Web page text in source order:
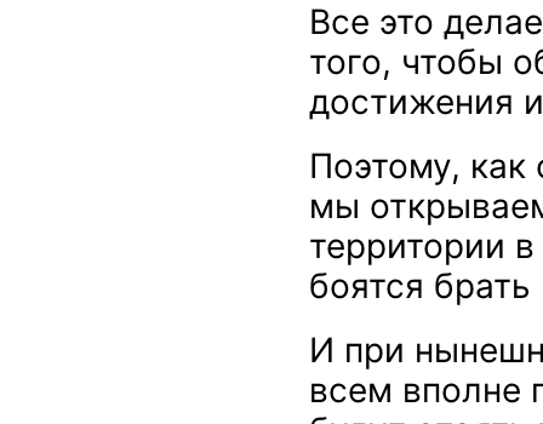
Все это
того, чтобы
достижения
Поэтому, как
мы
территории
боятся
И при
всем вполне